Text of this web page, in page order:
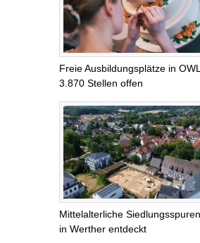
Freie Ausbildungsplätze in
3.870 Stellen offen
Mittelalterliche Siedlungsspuren
in Werther entdeckt